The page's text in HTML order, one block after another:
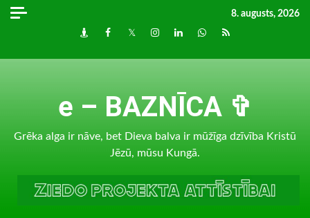
Skip
8. augusts, 2026
DraugiemFacebook
TwitterInstagram
LinkedInwhatsapp
RSS
e – BAZNĪCA ✞
Grēka alga ir nāve, bet Dieva balva ir mūžīga dzīvība Kristū
Jēzū, mūsu Kungā.